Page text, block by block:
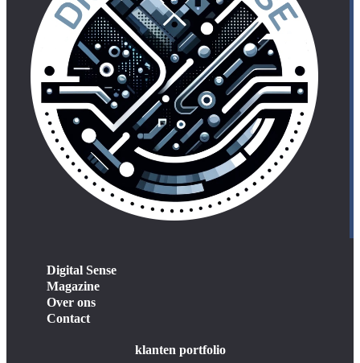
Digital Sense
Magazine
Over ons
Contact
klanten portfolio